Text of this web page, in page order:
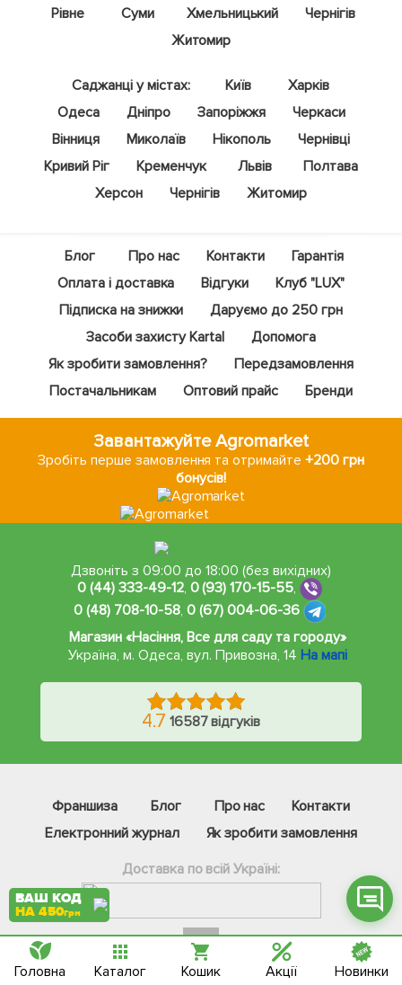
Рівне
Суми Хмельницький
Чернігів
Житомир
Саджанці у містах: Київ
Харків
Одеса
Дніпро Запоріжжя
Черкаси
Вінниця
Миколаїв Нікополь
Чернівці
Кривий Ріг
Кременчук Львів
Полтава
Херсон
Чернігів Житомир
Блог Про нас Контакти
Гарантія
Оплата і доставка
Відгуки
Клуб "LUX"
Підписка на знижки
Даруємо до 250 грн
Засоби захисту Kartal
Допомога
Як зробити замовлення?
Передзамовлення
Постачальникам
Оптовий прайс Бренди
Завантажуйте Agromarket
Зробіть перше замовлення та отримайте+200 грн
бонусів!
Дзвоніть з 09:00 до 18:00 (без вихідних)
0 (44) 333-49-12, 0 (93) 170-15-55,
0 (48) 708-10-58, 0 (67) 004-06-36
Магазин «Насіння, Все для саду та городу»
Україна, м. Одеса,вул. Привозна, 14 На мапі
4.7 16587 відгуків
Франшиза Блог Про нас
Контакти
Електронний журнал
Як зробити замовлення
Доставка по всій Україні:
Фейсбук
Онлайн чат
ВАШ КОД
НА 450грн
Головна Каталог Кошик Акції Новинки